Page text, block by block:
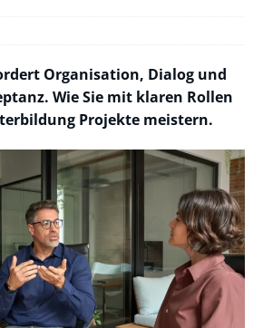
Organisation, Dialog und
Wie Sie mit klaren Rollen
Projekte meistern.